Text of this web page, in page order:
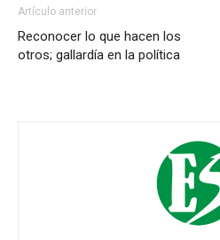
Artículo anterior
Reconocer lo que hacen los
otros; gallardía en la política